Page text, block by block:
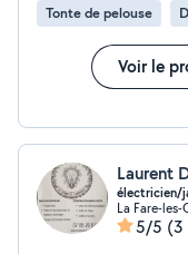
Tonte de pelouse
Voir le
Laurent
électricien/
La Fare-les-
5/5 (3